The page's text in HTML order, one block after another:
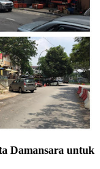
Damansara untuk